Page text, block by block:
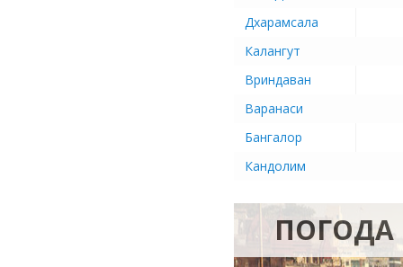
Дхарамсала
Калангут
Вриндаван
Варанаси
Бангалор
Кандолим
ПОГОДА